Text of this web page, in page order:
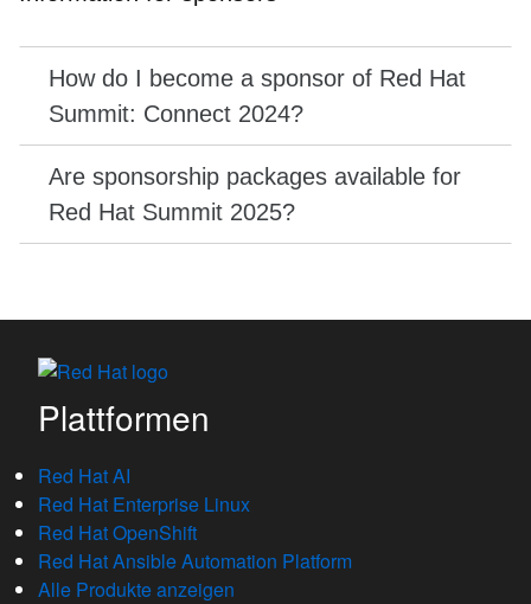
Sponsorship sales for Red Hat Summit: Connect
2024 are by invitation only.
contacted once Red Hat Summit 2025 sponsorship
Plattformen
Red Hat AI
Red Hat Enterprise Linux
Red Hat OpenShift
Red Hat Ansible Automation Platform
Alle Produkte anzeigen